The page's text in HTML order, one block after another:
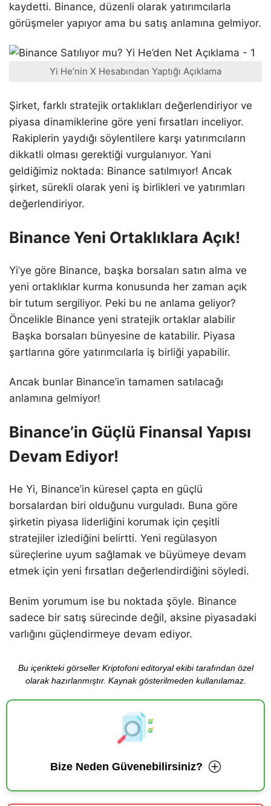
kaydetti. Binance, düzenli olarak yatırımcılarla
görüşmeler yapıyor ama bu satış anlamına gelmiyor.
Yi He’nin X Hesabından Yaptığı Açıklama
Şirket, farklı stratejik ortaklıkları değerlendiriyor ve
piyasa dinamiklerine göre yeni fırsatları inceliyor.
Rakiplerin yaydığı söylentilere karşı yatırımcıların
dikkatli olması gerektiği vurgulanıyor. Yani
geldiğimiz noktada: Binance satılmıyor! Ancak
şirket, sürekli olarak yeni iş birlikleri ve yatırımları
değerlendiriyor.
Binance Yeni Ortaklıklara Açık!
Yi’ye göre Binance, başka borsaları satın alma ve
yeni ortaklıklar kurma konusunda her zaman açık
bir tutum sergiliyor. Peki bu ne anlama geliyor?
Öncelikle Binance yeni stratejik ortaklar alabilir
Başka borsaları bünyesine de katabilir. Piyasa
şartlarına göre yatırımcılarla iş birliği yapabilir.
Ancak bunlar Binance’in tamamen satılacağı
anlamına gelmiyor!
Binance’in Güçlü Finansal Yapısı
Devam Ediyor!
He Yi, Binance’in küresel çapta en güçlü
borsalardan biri olduğunu vurguladı. Buna göre
şirketin piyasa liderliğini korumak için çeşitli
stratejiler izlediğini belirtti. Yeni regülasyon
süreçlerine uyum sağlamak ve büyümeye devam
etmek için yeni fırsatları değerlendirdiğini söyledi.
Benim yorumum ise bu noktada şöyle. Binance
sadece bir satış sürecinde değil, aksine piyasadaki
varlığını güçlendirmeye devam ediyor.
Bu içerikteki görseller Kriptofoni editoryal ekibi tarafından özel
olarak hazırlanmıştır. Kaynak gösterilmeden kullanılamaz.
Bize Neden Güvenebilirsiniz?